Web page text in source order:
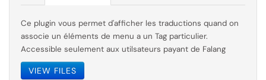
Ce plugin vous permet d'afficher les traductions quand on
associe un éléments de menu a un Tag particulier.
Accessible seulement aux utilsateurs payant de Falang
VIEW FILES